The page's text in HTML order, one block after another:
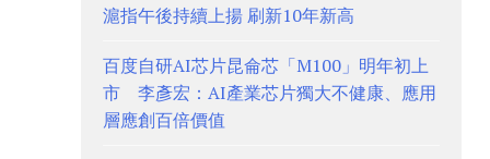
滬指午後持續上揚 刷新10年新高
百度自研AI芯片昆侖芯「M100」明年初上
市 李彥宏：AI產業芯片獨大不健康、應用
層應創百倍價值